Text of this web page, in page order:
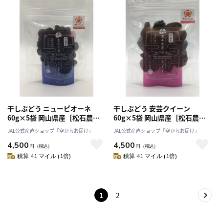
干しぶどう ニューピオーネ
60g×5袋 岡山県産［松石農
園］
JAL公式産直ショップ「空からお届け」
4,500 円 （税込）
積算 41 マイル (1倍)
干しぶどう 安芸クイーン
60g×5袋 岡山県産［松石農
園］
JAL公式産直ショップ「空からお届け」
4,500 円 （税込）
積算 41 マイル (1倍)
1 2